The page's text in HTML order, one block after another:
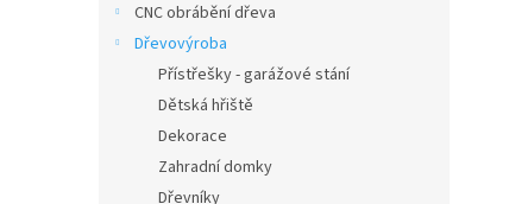
CNC obrábění dřeva
Dřevovýroba
Přístřešky - garážové stání
Dětská hřiště
Dekorace
Zahradní domky
Dřevníky